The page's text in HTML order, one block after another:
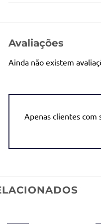
Avaliações
Ainda não existem
Apenas clientes com